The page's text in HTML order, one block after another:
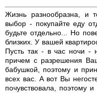
Жизнь разнообразна, и
выбор - покупайте еду
будьте отдельно... Но
близких. У вашей
Пусть так - в час ночи -
причем с разрешения
бабушкой, поэтому и
всех вас. А вот Вы
почувствовала, поэтому